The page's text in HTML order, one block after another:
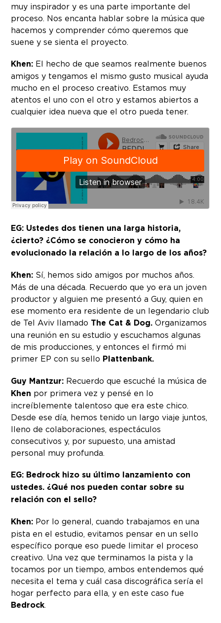
muy inspirador y es una parte importante del
proceso. Nos encanta hablar sobre la música que
hacemos y comprender cómo queremos que
suene y se sienta el proyecto.
Khen: El hecho de que seamos realmente buenos
amigos y tengamos el mismo gusto musical ayuda
mucho en el proceso creativo. Estamos muy
atentos el uno con el otro y estamos abiertos a
cualquier idea nueva que el otro pueda tener.
EG: Ustedes dos tienen una larga historia,
¿cierto? ¿Cómo se conocieron y cómo ha
evolucionado la relación a lo largo de los años?
Khen: Sí, hemos sido amigos por muchos años.
Más de una década. Recuerdo que yo era un joven
productor y alguien me presentó a Guy, quien en
ese momento era residente de un legendario club
de Tel Aviv llamado The Cat & Dog. Organizamos
una reunión en su estudio y escuchamos algunas
de mis producciones, y entonces el firmó mi
primer EP con su sello Plattenbank.
Guy Mantzur: Recuerdo que escuché la música de
Khen por primera vez y pensé en lo
increíblemente talentoso que era este chico.
Desde ese día, hemos tenido un largo viaje juntos,
lleno de colaboraciones, espectáculos
consecutivos y, por supuesto, una amistad
personal muy profunda.
EG: Bedrock hizo su último lanzamiento con
ustedes. ¿Qué nos pueden contar sobre su
relación con el sello?
Khen: Por lo general, cuando trabajamos en una
pista en el estudio, evitamos pensar en un sello
específico porque eso puede limitar el proceso
creativo. Una vez que terminamos la pista y la
tocamos por un tiempo, ambos entendemos qué
necesita el tema y cuál casa discográfica sería el
hogar perfecto para ella, y en este caso fue
Bedrock.